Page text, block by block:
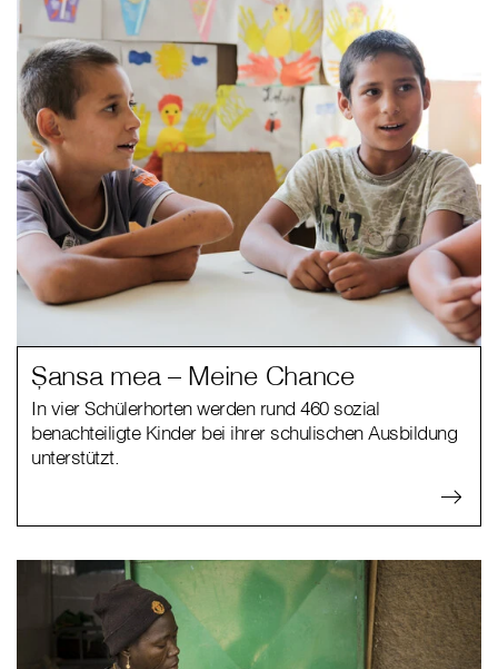
Șansa mea – Meine Chance
In vier Schülerhorten werden rund 460 sozial
benachteiligte Kinder bei ihrer schulischen Ausbildung
unterstützt.